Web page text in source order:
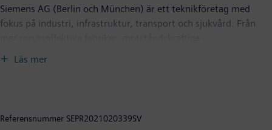
Siemens AG (Berlin och München) är ett teknikföretag med
fokus på industri, infrastruktur, transport och sjukvård. Från
leverantörskedjor och smartare byggnader och elnät, till renare
transformera sina verksamheter och marknader och hjälper
Läs mer
Referensnummer SEPR2021020339SV